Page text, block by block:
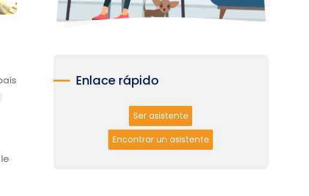
Enlace rápido
Ser asistente
Encontrar un asistente